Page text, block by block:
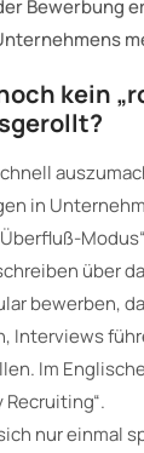
Bewerbung
kein
in
über
bewerben,
Interviews
Im
Recruiting“.
nur einmal